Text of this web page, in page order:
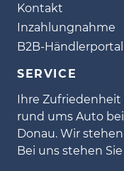
Kontakt
Inzahlungnahme
B2B-Händlerportal
SERVICE
Ihre Zufriedenheit
rund ums Auto
Donau. Wir
Bei uns stehen